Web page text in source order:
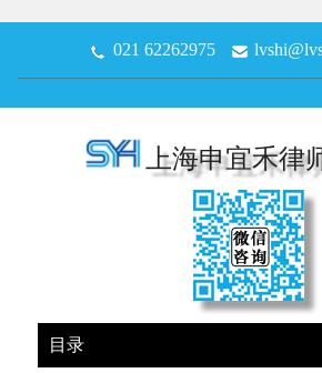
021 62262975
上海申宜禾律
目录